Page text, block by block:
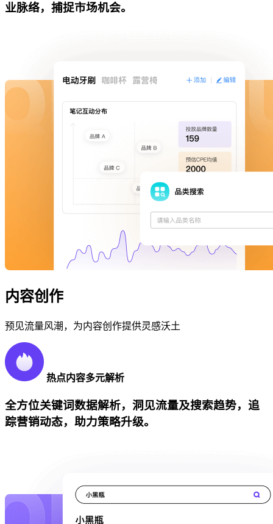
业脉络，捕捉市场机会。
内容创作
预见流量风潮，为内容创作提供灵感沃土
热点内容多元解析
全方位关键词数据解析，洞见流量及搜索趋势，追
踪营销动态，助力策略升级。